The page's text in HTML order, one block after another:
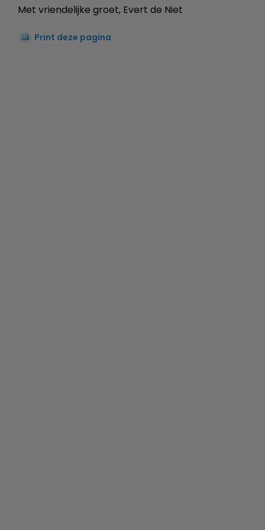
Met vriendelijke groet, Evert de Niet
Print deze pagina